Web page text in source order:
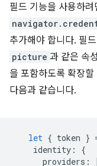
필드 기능을 사용하려
추가해야 합니다. 필
picture 과 같은 속
을 포함하도록 확장할
다음과 같습니다.
let { token }
identity :
{
providers :